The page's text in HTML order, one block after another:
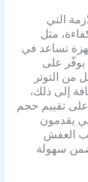
التي
مثل
تساعد في
يوفّر على
من التوتر
إلى ذلك،
على تقييم حجم
يقدمون
العفش
سهولة